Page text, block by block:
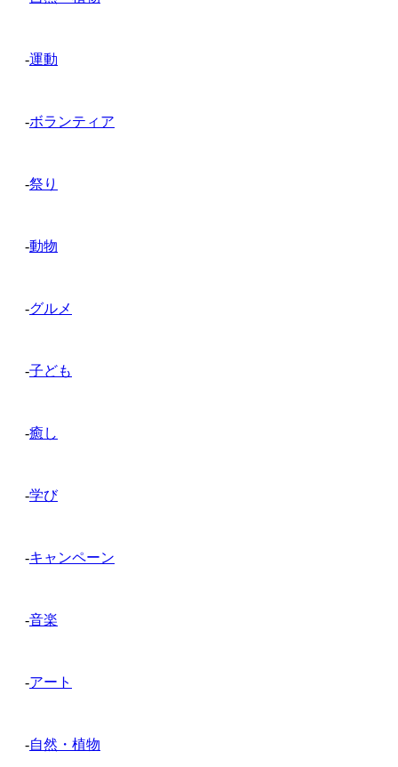
-運動
-ボランティア
-祭り
-動物
-グルメ
-子ども
-癒し
-学び
-キャンペーン
-音楽
-アート
-自然・植物